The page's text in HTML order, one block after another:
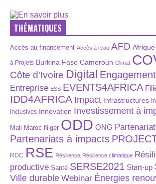
THÉMATIQUES
Accès au financement Accès à l’eau AFD Afrique
à Projets Burkina Faso Cameroun Climat
Côte d'Ivoire Digital
Entreprise ESS EVENTS4AFRICA
IDD4AFRICA Impact Infrastructures
inclusives Innovation Investissement à
Mali Maroc Niger ODD ONG
Partenariats à impacts
RDC RSE Résilience Résilience climatique
productive Santé SERSE2021 Start-up
Ville durable Webinar Énergies